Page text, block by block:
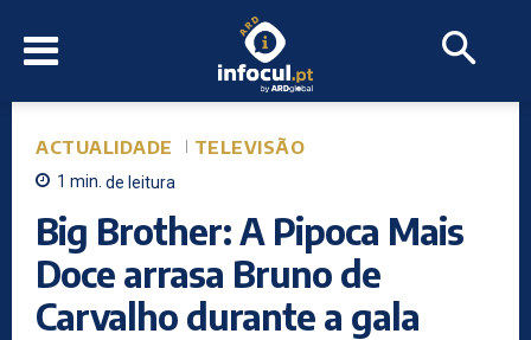
ACTUALIDADE TELEVISÃO
1 min. de leitura
Big Brother: A Pipoca Mais
Doce arrasa Bruno de
Carvalho durante a gala